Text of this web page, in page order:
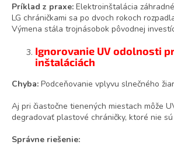
Príklad z praxe: Elektroinštalácia
LG chráničkami sa po dvoch rokoch
Výmena stála trojnásobok pôvodnej
Ignorovanie UV odolnosti
inštaláciách
Chyba: Podceňovanie vplyvu slnečného
Aj pri čiastočne tienených miestach môže
degradovať plastové chráničky, ktoré nie
Správne riešenie: